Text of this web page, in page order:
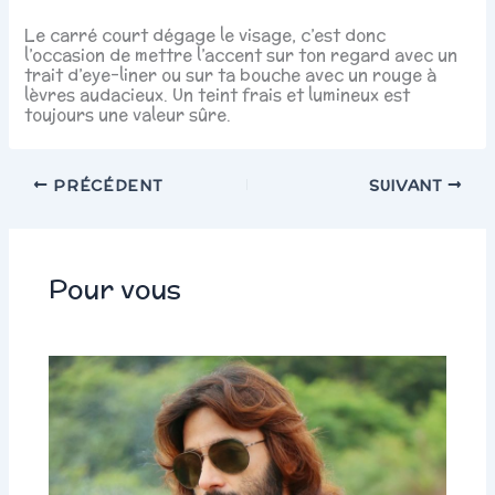
Le carré court dégage le visage, c’est donc
l’occasion de mettre l’accent sur ton regard avec un
trait d’eye-liner ou sur ta bouche avec un rouge à
lèvres audacieux. Un teint frais et lumineux est
toujours une valeur sûre.
PRÉCÉDENT SUIVANT
Pour vous